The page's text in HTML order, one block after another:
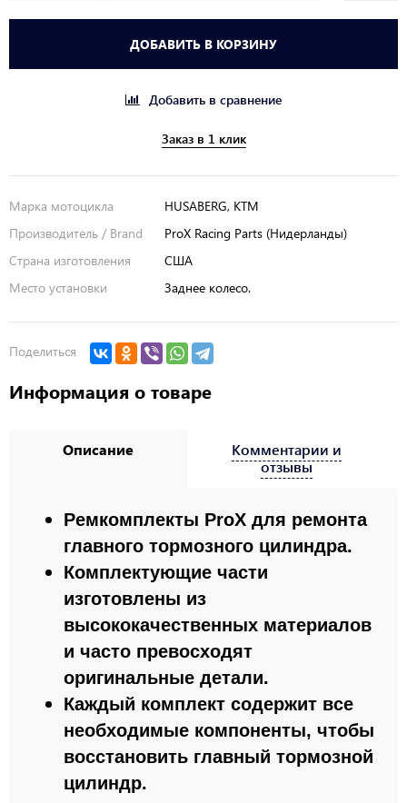
ДОБАВИТЬ В КОРЗИНУ
Добавить в сравнение
Заказ в 1 клик
Марка мотоцикла
HUSABERG, KTM
Производитель / Brand
ProX Racing Parts (Нидерланды)
Страна изготовления
США
Место установки
Заднее колесо.
Поделиться
Информация о товаре
Описание
Ремкомплекты ProX для ремонта
главного тормозного цилиндра.
Комплектующие части
изготовлены из
высококачественных материалов
и часто превосходят
оригинальные детали.
Каждый комплект содержит все
необходимые компоненты, чтобы
восстановить главный тормозной
цилиндр.
Комментарии и
отзывы